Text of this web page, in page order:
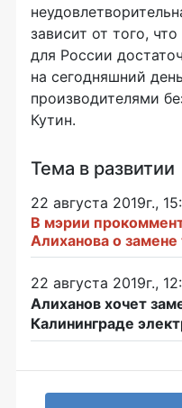
зависит от того,
для России
на сегодняшний
производителями
Кутин.
Тема в развитии
22 августа 2019г.,
В мэрии
Алиханова о
22 августа 2019г.,
Алиханов хочет
Калининграде